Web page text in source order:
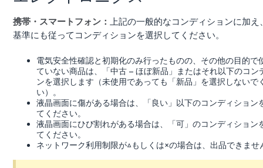
携帯・スマートフォン：
上記の一般的なコンディションに加え
基準にも従ってコンディションを選択してください。
電気安全性確認と初期化のみ行ったものの、その他の目的で
ていない商品は、「中古 – ほぼ新品」またはそれ以下のコン
ンを選択します（未使用であっても「新品」を選択しないで
い）。
液晶画面に傷がある場合は、「良い」以下のコンディション
てください。
液晶画面にひび割れがある場合は、「可」のコンディション
てください。
ネットワーク利用制限が△もしくは×の場合は、出品できませ